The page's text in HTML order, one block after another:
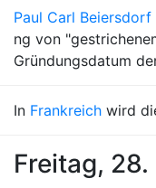
Paul Carl Beiersdorf
ng von
Gründungsdatum
In Frankreich wird
Freitag,